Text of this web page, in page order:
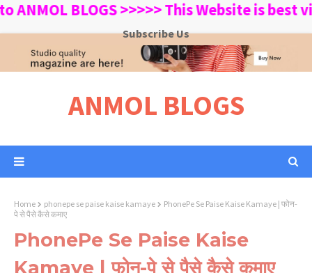
BLOGS >>>>> This Website is best
Subscribe Us
ANMOL BLOGS
Home phonepe se paise kaise kamaye
PhonePe Se Paise Kaise Kamaye | फोन-
पे से पैसे कैसे कमाए
PhonePe Se Paise Kaise
Kamaye | फोन-पे से पैसे कैसे कमाए